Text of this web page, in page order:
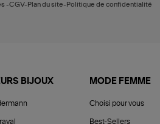
-CGV-Plan du site-Politique de confidentialité
BIJOUX MODE FEMME
Choisi pour vous
Best-Sellers